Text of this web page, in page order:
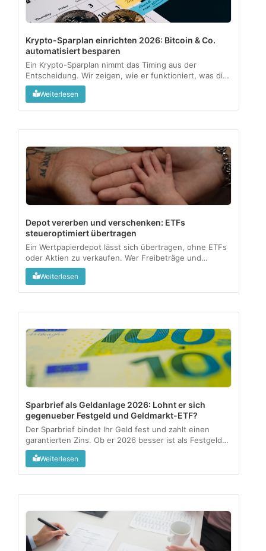
Krypto-Sparplan einrichten 2026: Bitcoin & Co.
automatisiert besparen
Ein Krypto-Sparplan nimmt das Timing aus der
Entscheidung. Wir zeigen, wie er funktioniert, was die
1-Jahres-Haltefrist steuerlich bedeutet und für wen
sich das wirklich lohnt....
Weiterlesen
Depot vererben und verschenken: ETFs
steueroptimiert übertragen
Ein Wertpapierdepot lässt sich übertragen, ohne ETFs
oder Aktien zu verkaufen. Wer Freibeträge und
Meldepflichten kennt, gibt Vermögen steuerfrei an die
nächste Generation weiter....
Weiterlesen
Sparbrief als Geldanlage 2026: Lohnt er sich
gegenueber Festgeld und Geldmarkt-ETF?
Der Sparbrief bindet Ihr Geld fest und zahlt einen
garantierten Zins. Ob er 2026 besser ist als Festgeld
oder ein Geldmarkt-ETF, haengt an drei Fragen:
Verfuegbarkeit, Rendite nach Kosten und wie aktiv Sie
Weiterlesen